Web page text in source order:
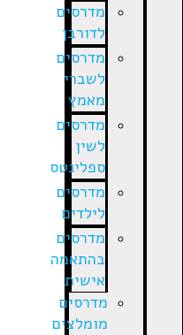
מדרסים
לדורבן
מדרסים
לשברי
מאמץ
מדרסים
לשין
ספלינטס
מדרסים
לילדים
מדרסים
בהתאמה
אישית
מדרסים
מומלצים